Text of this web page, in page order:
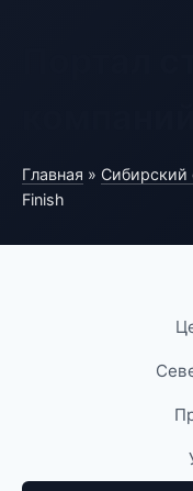
Главная » Сибирский
Finish